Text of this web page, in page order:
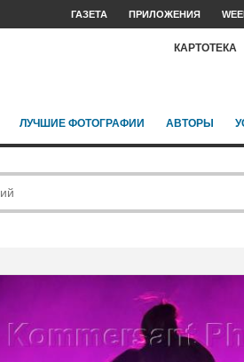
ГАЗЕТА ПРИЛОЖЕНИЯ
КАРТОТЕКА
ЛУЧШИЕ ФОТОГРАФИИ АВТОРЫ